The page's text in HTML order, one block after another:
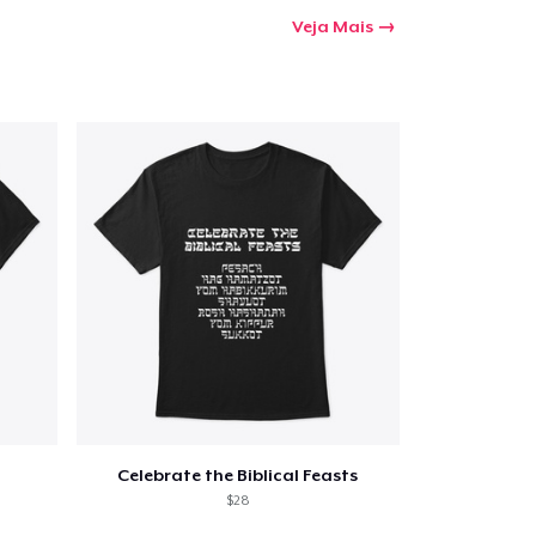
Veja Mais
Celebrate the Biblical Feasts
$28